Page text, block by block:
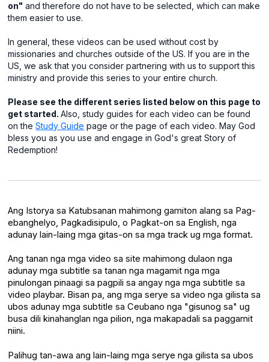
on" and therefore do not have to be selected, which can make
them easier to use.
In general, these videos can be used without cost by
missionaries and churches outside of the US. If you are in the
US, we ask that you consider partnering with us to support this
ministry and provide this series to your entire church.
Please see the different series listed below on this page to
get started.Also, study guides for each video can be found
on theStudy Guide page or the page of each video. May God
bless you as you use and engage in God's great Story of
Redemption!
Ang Istorya sa Katubsanan mahimong gamiton alang sa Pag-
ebanghelyo, Pagkadisipulo, o Pagkat-on sa English, nga
adunay lain-laing mga gitas-on sa mga track ug mga format.
Ang tanan nga mga video sa site mahimong dulaon nga
adunay mga subtitle sa tanan nga magamit nga mga
pinulongan pinaagi sa pagpili sa angay nga mga subtitle sa
video playbar. Bisan pa, ang mga serye sa video nga gilista sa
ubos adunay mga subtitle sa Ceubano nga "gisunog sa" ug
busa dili kinahanglan nga pilion, nga makapadali sa paggamit
niini.
Palihug tan-awa ang lain-laing mga serye nga gilista sa ubos